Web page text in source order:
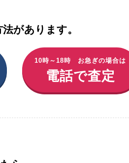
があります。​
10時～18時 お急ぎの場合は
電話で査定